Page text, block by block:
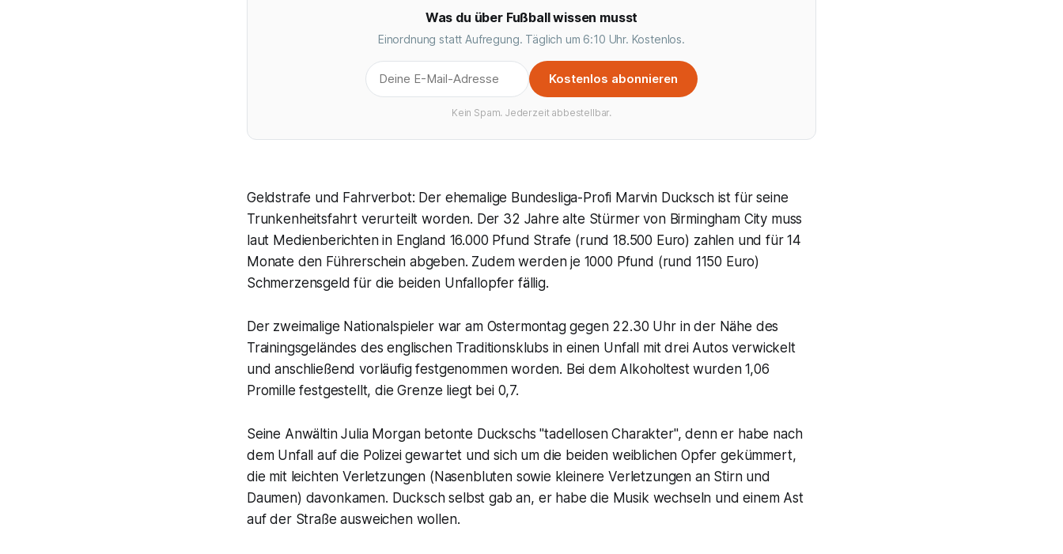
Was du über Fußball wissen musst
Einordnung statt Aufregung. Täglich um 6:10 Uhr. Kostenlos.
Kostenlos abonnieren
Kein Spam. Jederzeit abbestellbar.
Geldstrafe und Fahrverbot: Der ehemalige Bundesliga-Profi Marvin Ducksch ist für seine
Trunkenheitsfahrt verurteilt worden. Der 32 Jahre alte Stürmer von Birmingham City muss
laut Medienberichten in England 16.000 Pfund Strafe (rund 18.500 Euro) zahlen und für 14
Monate den Führerschein abgeben. Zudem werden je 1000 Pfund (rund 1150 Euro)
Schmerzensgeld für die beiden Unfallopfer fällig.
Der zweimalige Nationalspieler war am Ostermontag gegen 22.30 Uhr in der Nähe des
Trainingsgeländes des englischen Traditionsklubs in einen Unfall mit drei Autos verwickelt
und anschließend vorläufig festgenommen worden. Bei dem Alkoholtest wurden 1,06
Promille festgestellt, die Grenze liegt bei 0,7.
Seine Anwältin Julia Morgan betonte Duckschs "tadellosen Charakter", denn er habe nach
dem Unfall auf die Polizei gewartet und sich um die beiden weiblichen Opfer gekümmert,
die mit leichten Verletzungen (Nasenbluten sowie kleinere Verletzungen an Stirn und
Daumen) davonkamen. Ducksch selbst gab an, er habe die Musik wechseln und einem Ast
auf der Straße ausweichen wollen.